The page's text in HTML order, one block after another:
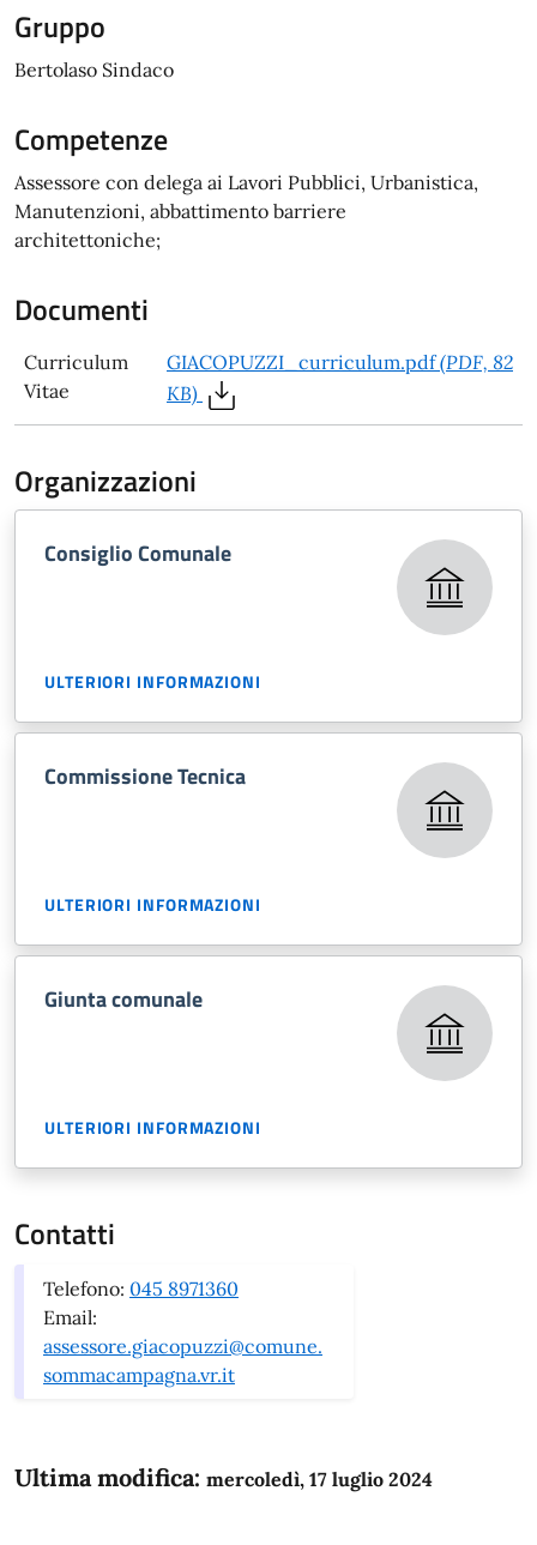
Gruppo
Bertolaso Sindaco
Competenze
Assessore con delega ai Lavori Pubblici, Urbanistica,
Manutenzioni, abbattimento barriere
architettoniche;
Documenti
Curriculum
Vitae
GIACOPUZZI_curriculum.pdf(PDF, 82
KB)
Organizzazioni
Consiglio Comunale
ULTERIORI INFORMAZIONI
Commissione Tecnica
ULTERIORI INFORMAZIONI
Giunta comunale
ULTERIORI INFORMAZIONI
Contatti
Telefono: 045 8971360
Email:
assessore.giacopuzzi@comune.
sommacampagna.vr.it
Ultima modifica: mercoledì, 17 luglio 2024